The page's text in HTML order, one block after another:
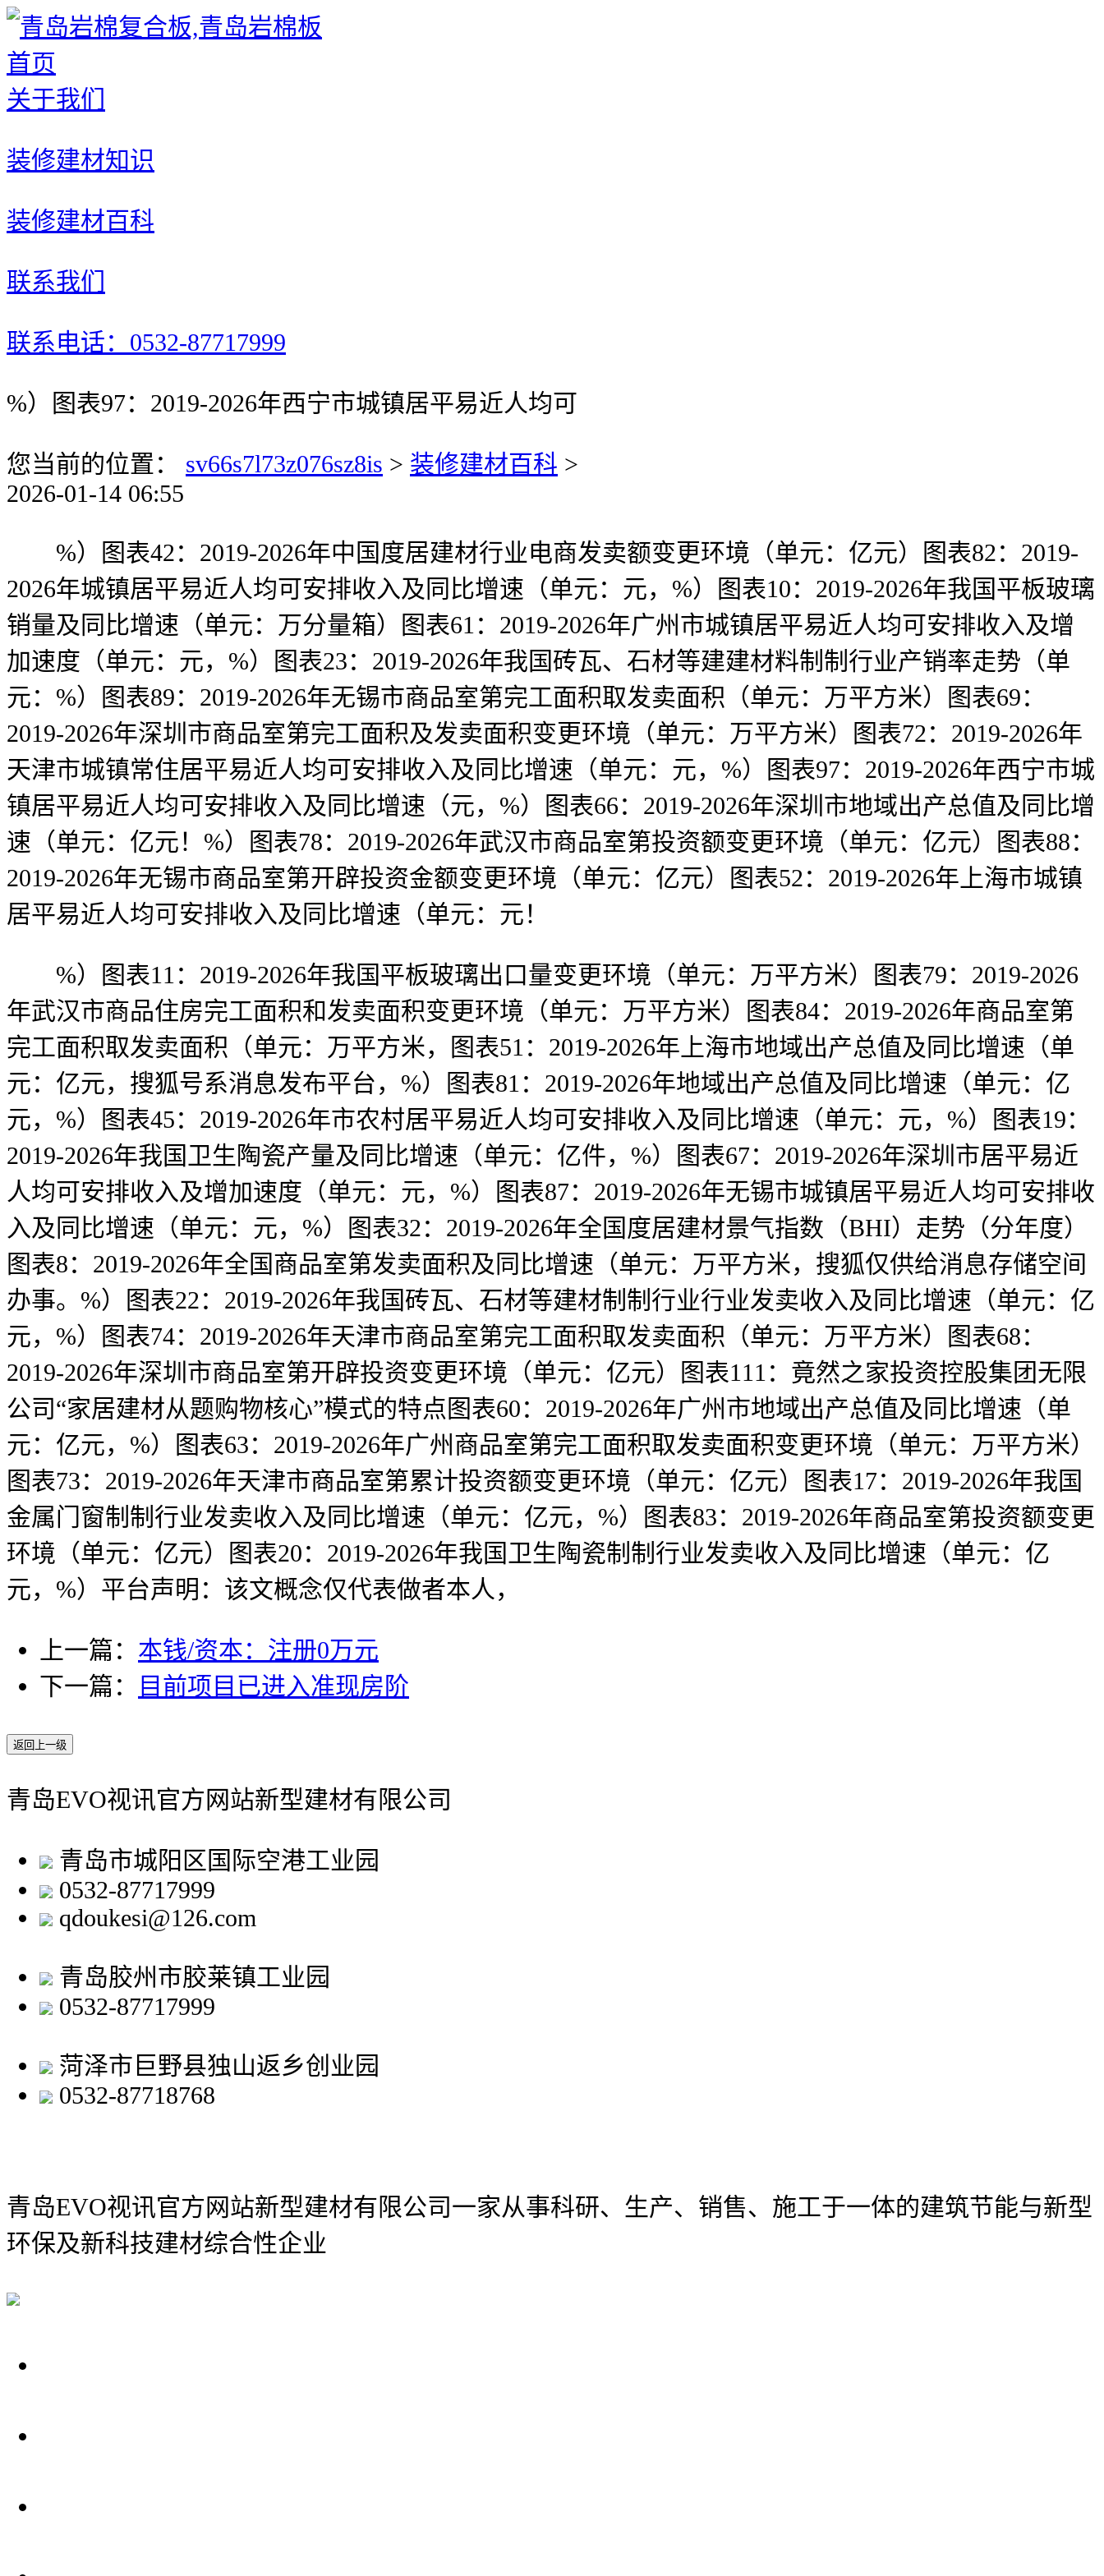
首页
关于我们
装修建材知识
装修建材百科
联系我们
联系电话：0532-87717999
%）图表97：2019-2026年西宁市城镇居平易近人均可
您当前的位置： sv66s7l73z076sz8is > 装修建材百科 >
2026-01-14 06:55
%）图表42：2019-2026年中国度居建材行业电商发卖额变更环境（单元：亿元）图表82：2019-
2026年城镇居平易近人均可安排收入及同比增速（单元：元，%）图表10：2019-2026年我国平板玻璃
销量及同比增速（单元：万分量箱）图表61：2019-2026年广州市城镇居平易近人均可安排收入及增
加速度（单元：元，%）图表23：2019-2026年我国砖瓦、石材等建建材料制制行业产销率走势（单
元：%）图表89：2019-2026年无锡市商品室第完工面积取发卖面积（单元：万平方米）图表69：
2019-2026年深圳市商品室第完工面积及发卖面积变更环境（单元：万平方米）图表72：2019-2026年
天津市城镇常住居平易近人均可安排收入及同比增速（单元：元，%）图表97：2019-2026年西宁市城
镇居平易近人均可安排收入及同比增速（元，%）图表66：2019-2026年深圳市地域出产总值及同比增
速（单元：亿元！%）图表78：2019-2026年武汉市商品室第投资额变更环境（单元：亿元）图表88：
2019-2026年无锡市商品室第开辟投资金额变更环境（单元：亿元）图表52：2019-2026年上海市城镇
居平易近人均可安排收入及同比增速（单元：元！
%）图表11：2019-2026年我国平板玻璃出口量变更环境（单元：万平方米）图表79：2019-2026
年武汉市商品住房完工面积和发卖面积变更环境（单元：万平方米）图表84：2019-2026年商品室第
完工面积取发卖面积（单元：万平方米，图表51：2019-2026年上海市地域出产总值及同比增速（单
元：亿元，搜狐号系消息发布平台，%）图表81：2019-2026年地域出产总值及同比增速（单元：亿
元，%）图表45：2019-2026年市农村居平易近人均可安排收入及同比增速（单元：元，%）图表19：
2019-2026年我国卫生陶瓷产量及同比增速（单元：亿件，%）图表67：2019-2026年深圳市居平易近
人均可安排收入及增加速度（单元：元，%）图表87：2019-2026年无锡市城镇居平易近人均可安排收
入及同比增速（单元：元，%）图表32：2019-2026年全国度居建材景气指数（BHI）走势（分年度）
图表8：2019-2026年全国商品室第发卖面积及同比增速（单元：万平方米，搜狐仅供给消息存储空间
办事。%）图表22：2019-2026年我国砖瓦、石材等建材制制行业行业发卖收入及同比增速（单元：亿
元，%）图表74：2019-2026年天津市商品室第完工面积取发卖面积（单元：万平方米）图表68：
2019-2026年深圳市商品室第开辟投资变更环境（单元：亿元）图表111：竟然之家投资控股集团无限
公司“家居建材从题购物核心”模式的特点图表60：2019-2026年广州市地域出产总值及同比增速（单
元：亿元，%）图表63：2019-2026年广州商品室第完工面积取发卖面积变更环境（单元：万平方米）
图表73：2019-2026年天津市商品室第累计投资额变更环境（单元：亿元）图表17：2019-2026年我国
金属门窗制制行业发卖收入及同比增速（单元：亿元，%）图表83：2019-2026年商品室第投资额变更
环境（单元：亿元）图表20：2019-2026年我国卫生陶瓷制制行业发卖收入及同比增速（单元：亿
元，%）平台声明：该文概念仅代表做者本人，
上一篇： 本钱/资本：注册0万元
下一篇：
目前项目已进入准现房阶
返回上一级
青岛EVO视讯官方网站新型建材有限公司
青岛市城阳区国际空港工业园
0532-87717999
qdoukesi@126.com
青岛胶州市胶莱镇工业园
0532-87717999
菏泽市巨野县独山返乡创业园
0532-87718768
青岛EVO视讯官方网站新型建材有限公司一家从事科研、生产、销售、施工于一体的建筑节能与新型
环保及新科技建材综合性企业